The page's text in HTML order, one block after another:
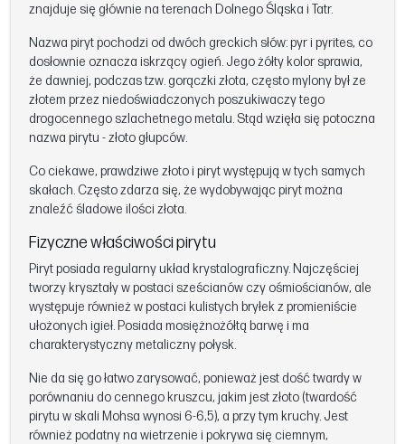
znajduje się głównie na terenach Dolnego Śląska i Tatr.
Nazwa piryt pochodzi od dwóch greckich słów: pyr i pyrites, co
dosłownie oznacza iskrzący ogień. Jego żółty kolor sprawia,
że dawniej, podczas tzw. gorączki złota, często mylony był ze
złotem przez niedoświadczonych poszukiwaczy tego
drogocennego szlachetnego metalu. Stąd wzięła się potoczna
nazwa pirytu - złoto głupców.
Co ciekawe, prawdziwe złoto i piryt występują w tych samych
skałach. Często zdarza się, że wydobywając piryt można
znaleźć śladowe ilości złota.
Fizyczne właściwości pirytu
Piryt posiada regularny układ krystalograficzny. Najczęściej
tworzy kryształy w postaci sześcianów czy ośmiościanów, ale
występuje również w postaci kulistych bryłek z promieniście
ułożonych igieł. Posiada mosiężnożółtą barwę i ma
charakterystyczny metaliczny połysk.
Nie da się go łatwo zarysować, ponieważ jest dość twardy w
porównaniu do cennego kruszcu, jakim jest złoto (twardość
pirytu w skali Mohsa wynosi 6-6,5), a przy tym kruchy. Jest
również podatny na wietrzenie i pokrywa się ciemnym,